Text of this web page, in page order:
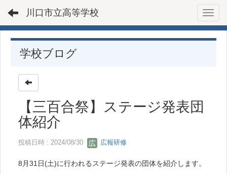
川口市立高等学校
学校ブログ
【三百合祭】ステージ発表団
体紹介
投稿日時 : 2024/08/30 広報研修
8月31日(土)に行われるステージ発表の団体を紹介します。